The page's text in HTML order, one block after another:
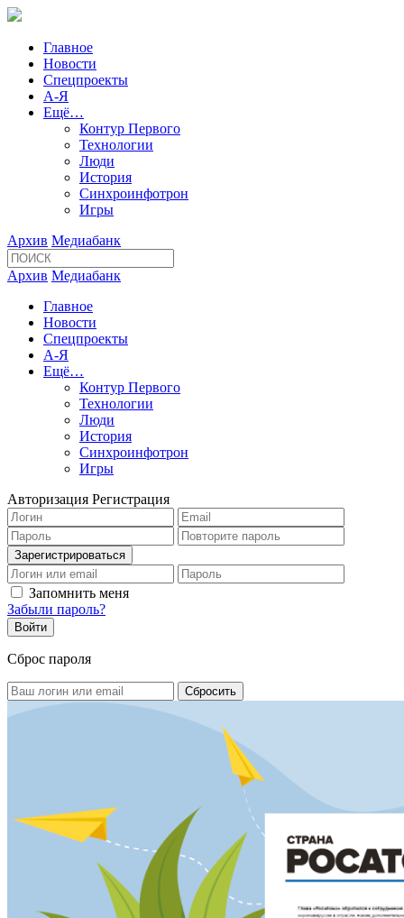
Главное
Новости
Спецпроекты
А-Я
Ещё…
Контур Первого
Технологии
Люди
История
Синхроинфотрон
Игры
Архив Медиабанк
Архив Медиабанк
Главное
Новости
Спецпроекты
А-Я
Ещё…
Контур Первого
Технологии
Люди
История
Синхроинфотрон
Игры
Авторизация Регистрация
Запомнить меня
Забыли пароль?
Сброс пароля